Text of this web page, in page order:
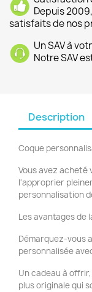
Depuis
satisfaits de nos
Un SAV à
Notre SAV
Description
Coque
Vous avez acheté
l'approprier
personnalisation
Les avantages de
Démarquez-vous
personnalisée
Un cadeau à
plus originale qui